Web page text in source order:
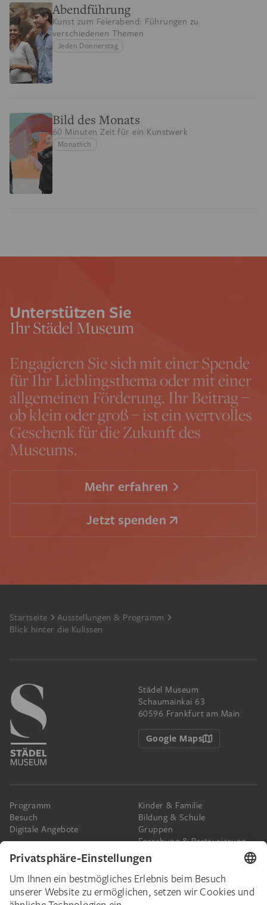
Abendführung
Kunst zum Feierabend: Führungen zu
verschiedenen Themen
Jeden Donnerstag
Bild des Monats
60 Minuten Zeit für ein Kunstwerk
Monatlich
Unterstützen Sie
Ihr Städel Museum
Engagieren Sie sich mit einer Spende
für Ihr Lieblingsthema oder mit einer
allgemeinen Förderung. Ihr Beitrag –
ob klein oder groß – ist ein wertvolles
Geschenk für die Zukunft des
Museums.
Mehr erfahren
Jetzt spenden
Footer
Startseite
Ausstellungen & Programm
Blick hinter die Kulissen
Städel Museum
Schaumainkai 63
60596 Frankfurt am Main
Google Maps
Programm
Besuch
Digitale Angebote
Kinder & Familie
Bildung & Schule
Gruppen
Forschung & Restaurierung
Presse